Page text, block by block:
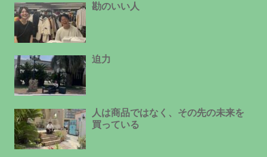
勘のいい人
迫力
人は商品ではなく、その先の未来を
買っている